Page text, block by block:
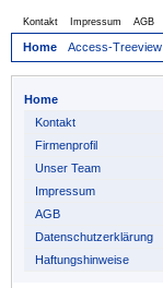
Kontakt Impressum AGB
Home Access-Treeview
Home
Kontakt
Firmenprofil
Unser Team
Impressum
AGB
Datenschutzerklärung
Haftungshinweise